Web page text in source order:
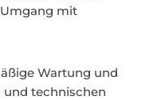
mit
Wartung und
und technischen